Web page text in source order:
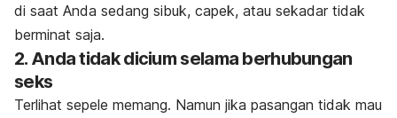
di saat Anda sedang sibuk, capek, atau sekadar tidak
berminat saja.
2. Anda tidak dicium selama berhubungan
seks
Terlihat sepele memang. Namun jika pasangan tidak mau